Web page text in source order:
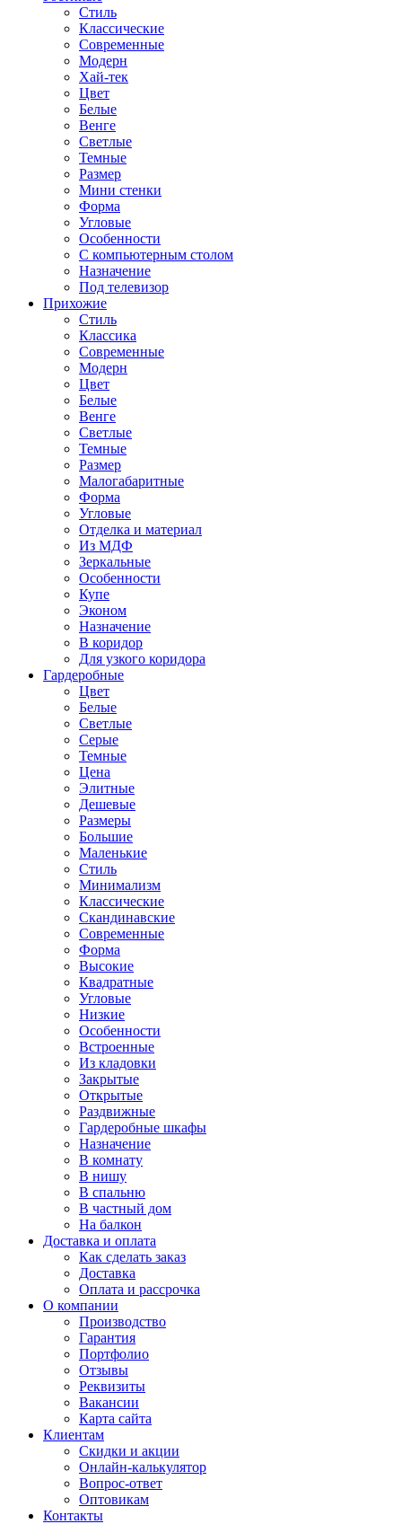
Стиль
Классические
Современные
Модерн
Хай-тек
Цвет
Белые
Венге
Светлые
Темные
Размер
Мини стенки
Форма
Угловые
Особенности
С компьютерным столом
Назначение
Под телевизор
Прихожие
Стиль
Классика
Современные
Модерн
Цвет
Белые
Венге
Светлые
Темные
Размер
Малогабаритные
Форма
Угловые
Отделка и материал
Из МДФ
Зеркальные
Особенности
Купе
Эконом
Назначение
В коридор
Для узкого коридора
Гардеробные
Цвет
Белые
Светлые
Серые
Темные
Цена
Элитные
Дешевые
Размеры
Большие
Маленькие
Стиль
Минимализм
Классические
Скандинавские
Современные
Форма
Высокие
Квадратные
Угловые
Низкие
Особенности
Встроенные
Из кладовки
Закрытые
Открытые
Раздвижные
Гардеробные шкафы
Назначение
В комнату
В нишу
В спальню
В частный дом
На балкон
Доставка и оплата
Как сделать заказ
Доставка
Оплата и рассрочка
О компании
Производство
Гарантия
Портфолио
Отзывы
Реквизиты
Вакансии
Карта сайта
Клиентам
Скидки и акции
Онлайн-калькулятор
Вопрос-ответ
Оптовикам
Контакты